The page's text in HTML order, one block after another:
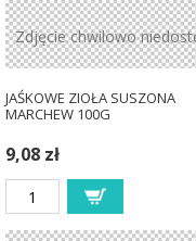
Zdjęcie chwilowo
JAŚKOWE ZIOŁA SUSZONA
MARCHEW 100G
9,08 zł